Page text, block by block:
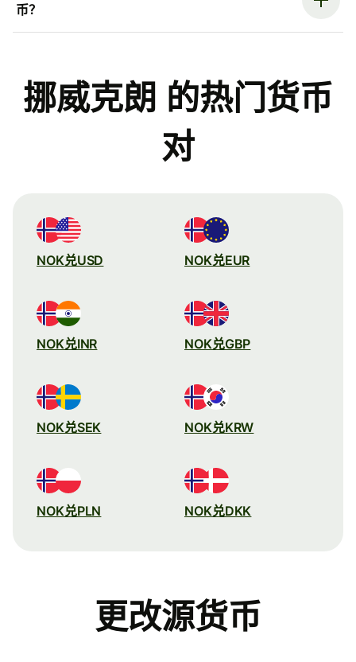
币？
挪威克朗 的热门货币
对
NOK兑USD NOK兑EUR
NOK兑INR NOK兑GBP
NOK兑SEK NOK兑KRW
NOK兑PLN NOK兑DKK
更改源货币